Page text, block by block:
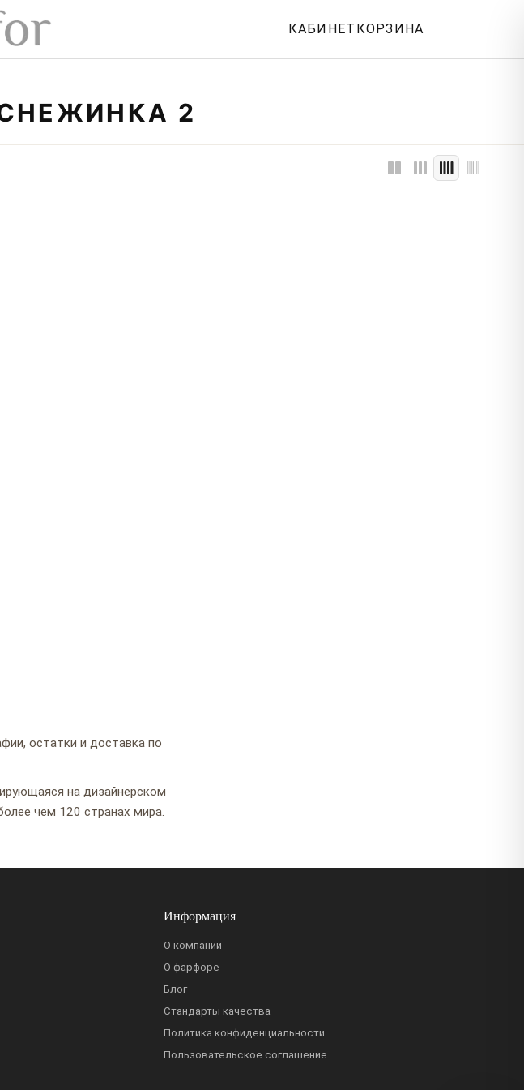
КАБИНЕТ КОРЗИНА
2
остатки и доставка по
на дизайнерском
чем 120 странах мира.
Информация
О компании
О фарфоре
Блог
Стандарты качества
Политика конфиденциальности
Пользовательское соглашение